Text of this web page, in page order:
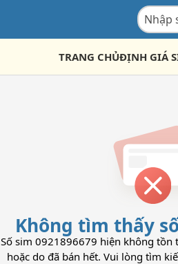
TRANG CHỦĐỊNH GIÁ
Không tìm thấy
Số sim 0921896679 hiện không tồn
hoặc do đã bán hết. Vui lòng tìm